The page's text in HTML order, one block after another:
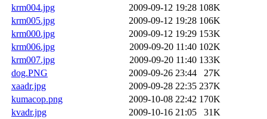
krm004.jpg
2009-09-12 19:28 108K
krm005.jpg
2009-09-12 19:28 106K
krm000.jpg
2009-09-12 19:29 153K
krm006.jpg
2009-09-20 11:40 102K
krm007.jpg
2009-09-20 11:40 133K
dog.PNG
2009-09-26 23:44
27K
xaadr.jpg
2009-09-28 22:35 237K
kumacop.png
2009-10-08 22:42 170K
kvadr.jpg
2009-10-16 21:05
31K